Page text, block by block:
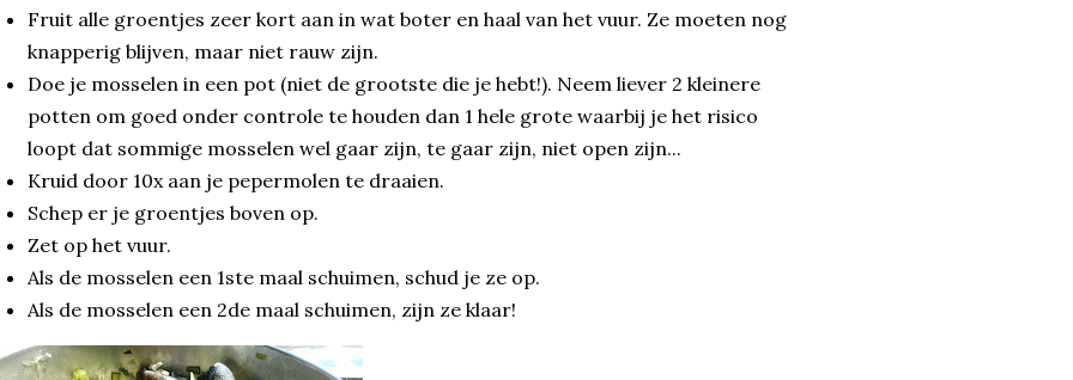
Fruit alle groentjes zeer kort aan in wat boter en haal van het vuur. Ze moeten nog
knapperig blijven, maar niet rauw zijn.
Doe je mosselen in een pot (niet de grootste die je hebt!). Neem liever 2 kleinere
potten om goed onder controle te houden dan 1 hele grote waarbij je het risico
loopt dat sommige mosselen wel gaar zijn, te gaar zijn, niet open zijn...
Kruid door 10x aan je pepermolen te draaien.
Schep er je groentjes boven op.
Zet op het vuur.
Als de mosselen een 1ste maal schuimen, schud je ze op.
Als de mosselen een 2de maal schuimen, zijn ze klaar!